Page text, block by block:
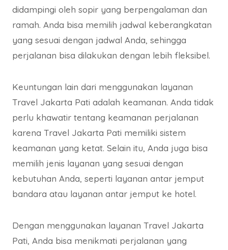
didampingi oleh sopir yang berpengalaman dan
ramah. Anda bisa memilih jadwal keberangkatan
yang sesuai dengan jadwal Anda, sehingga
perjalanan bisa dilakukan dengan lebih fleksibel.
Keuntungan lain dari menggunakan layanan
Travel Jakarta Pati adalah keamanan. Anda tidak
perlu khawatir tentang keamanan perjalanan
karena Travel Jakarta Pati memiliki sistem
keamanan yang ketat. Selain itu, Anda juga bisa
memilih jenis layanan yang sesuai dengan
kebutuhan Anda, seperti layanan antar jemput
bandara atau layanan antar jemput ke hotel.
Dengan menggunakan layanan Travel Jakarta
Pati, Anda bisa menikmati perjalanan yang